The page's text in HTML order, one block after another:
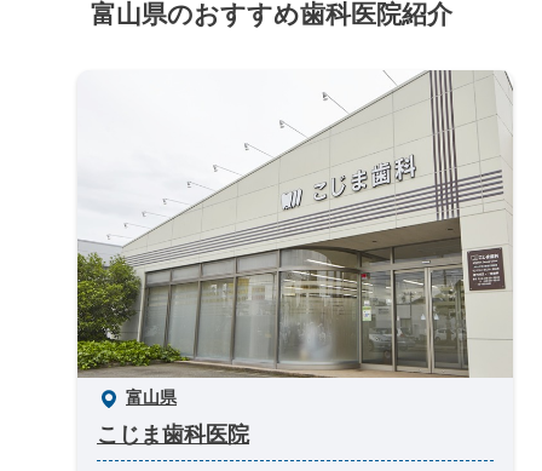
富山県のおすすめ歯科医院紹介
富山県
こじま歯科医院